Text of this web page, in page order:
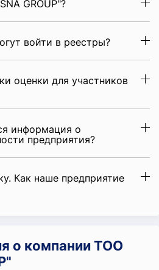
GROUP"?
войти в реестры?
оценки для участников
информация о
предприятия?
Как наше предприятие
о компании ТОО